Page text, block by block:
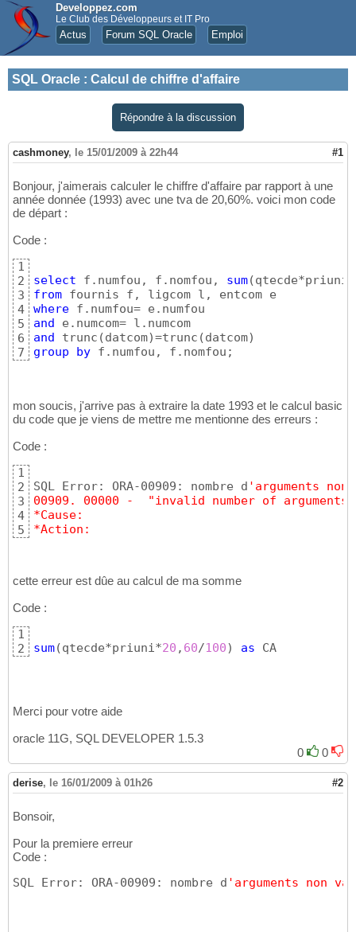
Developpez.com
Le Club des Développeurs et IT Pro
Actus Forum SQL Oracle Emploi
SQL Oracle : Calcul de chiffre d'affaire
Répondre à la discussion
cashmoney, le 15/01/2009 à 22h44 #1
Bonjour, j'aimerais calculer le chiffre d'affaire par rapport à une
année donnée (1993) avec une tva de 20,60%. voici mon code
de départ :
Code :
1
2
3
4
5
6
7
select f.numfou, f.nomfou, sum(qtecde*priuni*
from
where
and
and
trunc (datcom)=trunc (datcom)
group
by f.numfou, f.nomfou;
mon soucis, j'arrive pas à extraire la date 1993 et le calcul basic
du code que je viens de mettre me mentionne des erreurs :
Code :
1
2
3
4
5
SQL Error: ORA-00909: nombre d 'arguments
00909. 00000 -  "invalid number of arguments"
*Cause:
*Action:
cette erreur est dûe au calcul de ma somme
Code :
1
2
sum(qtecde*priuni*20 , 60/100) as CA
Merci pour votre aide
oracle 11G, SQL DEVELOPER 1.5.3
0
0
derise, le 16/01/2009 à 01h26 #2
Bonsoir,
Pour la premiere erreur
Code :
SQL Error: ORA-00909: nombre d 'arguments non